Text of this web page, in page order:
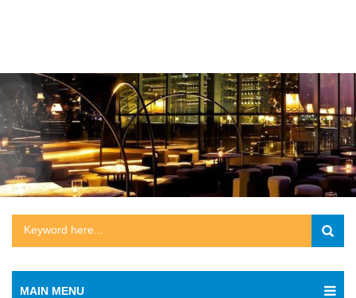
MAIN MENU